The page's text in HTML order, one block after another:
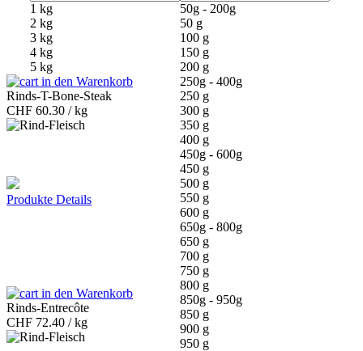
50g - 200g
50 g
100 g
150 g
200 g
250g - 400g
250 g
300 g
350 g
400 g
450g - 600g
450 g
500 g
550 g
600 g
650g - 800g
650 g
700 g
750 g
800 g
850g - 950g
850 g
900 g
950 g
1 kg
2 kg
3 kg
4 kg
5 kg
in den Warenkorb
Rinds-T-Bone-Steak
CHF 60.30 / kg
Produkte Details
in den Warenkorb
Rinds-Entrecôte
CHF 72.40 / kg